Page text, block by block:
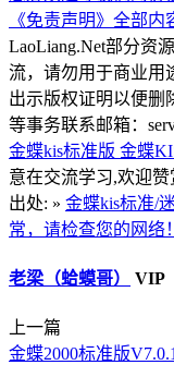
《免责声明》全部内
LaoLiang.Net部分资
流，请勿用于商业用
出示版权证明以便删
等事务联系邮箱：
金蝶kis标准版 金蝶
意在交流学习,欢迎
出处: » 金蝶kis标准/
常，请检查您的网络
老梁（蛤蟆哥） VIP
上一篇
金蝶2000标准版